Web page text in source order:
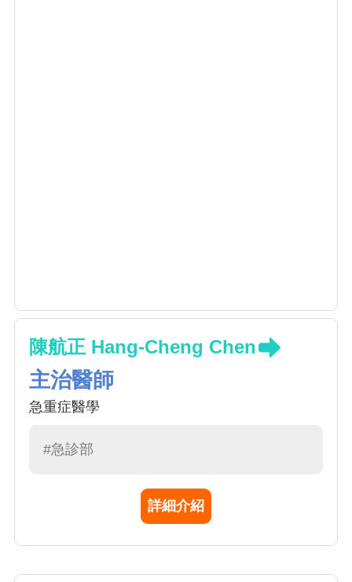
陳航正 Hang-Cheng Chen
主治醫師
急重症醫學
#急診部
詳細介紹